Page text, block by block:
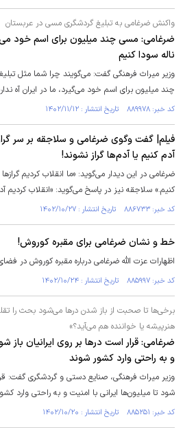
واکنش ضرغامی به تبلیغ گردشگری مسی در عربستان
ضرغامی: مسی چند میلیون برای اسم خود
ناله سودا کنیم
وزیر میراث فرهنگی گفت: می‌گویند چرا شما مثل
چند میلیون برای اسم خود می‌گیرد، ما در ایران آه
کد خبر: ۸۸۹۹۷۸ تاریخ انتشار : ۱۴۰۲/۱۱/۱۲
فیلم| گفت وگوی ضرغامی و سلاجقه بر سر
آدم کنیم یا آدم‌ها گراز نشوند!
ضرغامی در این دیدار می‌گوید: «ما انقلاب کردیم
کنیم.» سلاجقه نیز در پاسخ می‌گوید: «انقلاب کردیم
کد خبر: ۸۸۶۷۳۳ تاریخ انتشار : ۱۴۰۲/۱۰/۲۷
خط و نشان ضرغامی برای مقبره کوروش!
اظهارات عزت الله ضرغامی درباره مقبره کوروش در
کد خبر: ۸۸۵۹۹۷ تاریخ انتشار : ۱۴۰۲/۱۰/۲۴
برخی‌ها تا صحبت از باز شدن در‌ها می‌شود بحث را
هنرپیشه یا خواننده هم می‌آید؟»
ضرغامی: قرار است در‌ها بر روی ایرانیان باز
و به راحتی وارد کشور شوند
وزیر میراث فرهنگی، صنایع دستی و گردشگری گفت:
شود تا میلیون‌ها ایرانی با امنیت و به راحتی وارد
کد خبر: ۸۸۵۲۵۱ تاریخ انتشار : ۱۴۰۲/۱۰/۲۰